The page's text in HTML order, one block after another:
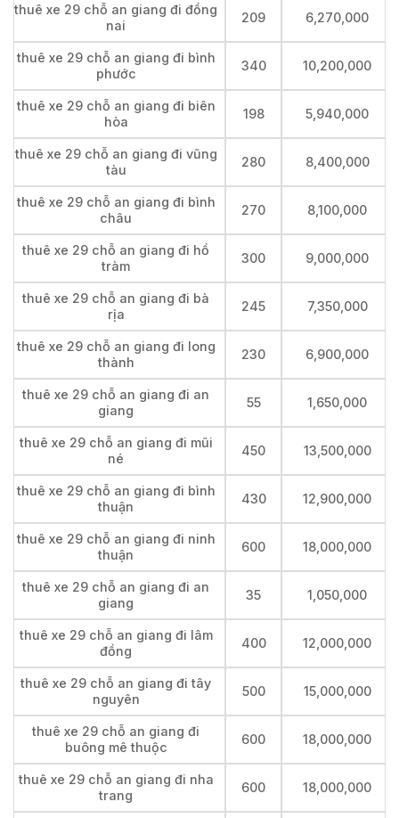
thuê xe 29 chỗ an giang đi đồng
nai
209 6,270,000
thuê xe 29 chỗ an giang đi bình
phước
340 10,200,000
thuê xe 29 chỗ an giang đi biên
hòa
198 5,940,000
thuê xe 29 chỗ an giang đi vũng
tàu
280 8,400,000
thuê xe 29 chỗ an giang đi bình
châu
270 8,100,000
thuê xe 29 chỗ an giang đi hồ
tràm
300 9,000,000
thuê xe 29 chỗ an giang đi bà
rịa
245 7,350,000
thuê xe 29 chỗ an giang đi long
thành
230 6,900,000
thuê xe 29 chỗ an giang đi an
giang
55 1,650,000
thuê xe 29 chỗ an giang đi mũi
né
450 13,500,000
thuê xe 29 chỗ an giang đi bình
thuận
430 12,900,000
thuê xe 29 chỗ an giang đi ninh
thuận
600 18,000,000
thuê xe 29 chỗ an giang đi an
giang
35 1,050,000
thuê xe 29 chỗ an giang đi lâm
đồng
400 12,000,000
thuê xe 29 chỗ an giang đi tây
nguyên
500 15,000,000
thuê xe 29 chỗ an giang đi
buông mê thuộc
600 18,000,000
thuê xe 29 chỗ an giang đi nha
trang
600 18,000,000